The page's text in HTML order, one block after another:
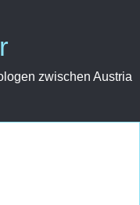
zwischen Austria